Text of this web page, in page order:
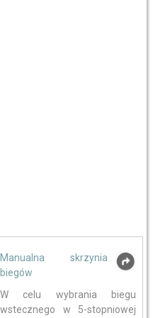
Manualna skrzynia
biegów
W celu wybrania biegu
wstecznego w 5-stopniowej